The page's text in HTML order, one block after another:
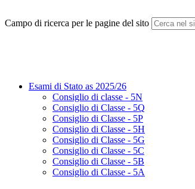
Campo di ricerca per le pagine del sito
Esami di Stato as 2025/26
Consiglio di classe - 5N
Consiglio di Classe - 5Q
Consiglio di Classe - 5P
Consiglio di Classe - 5H
Consiglio di Classe - 5G
Consiglio di Classe - 5C
Consiglio di Classe - 5B
Consiglio di Classe - 5A